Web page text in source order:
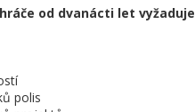
od dvanácti let
polis